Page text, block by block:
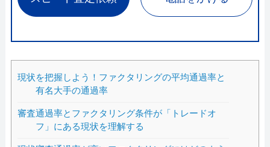
現状を把握しよう！ファクタリングの平均通過率と
有名大手の通過率
審査通過率とファクタリング条件が「トレードオ
フ」にある現状を理解する